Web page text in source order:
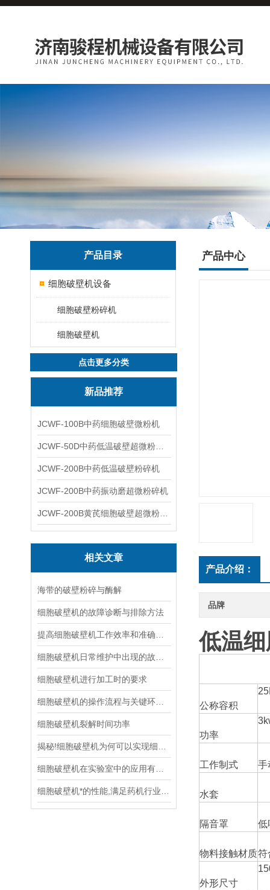
产品目录
细胞破壁机设备
细胞破壁粉碎机
细胞破壁机
点击更多分类
新品推荐
JCWF-100B中药细胞破壁微粉机
JCWF-200B中药低温破壁粉碎机
JCWF-200B中药振动磨超微粉碎机
相关文章
海带的破壁粉碎与酶解
细胞破壁机的故障诊断与排除方法
细胞破壁机进行加工时的要求
细胞破壁机裂解时间功率
产品中心
产品介绍：
品牌
低温
公称容积
功率
工作制式 手
水套
隔音罩 低
物料接触材质符
外形尺寸